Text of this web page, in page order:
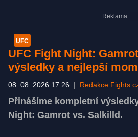
UFC
UFC Fight Night:
výsledky a nejlepší
08. 08. 2026 17:26 Redakce
Přinášíme kompletní
Night: Gamrot vs. Salkilld.